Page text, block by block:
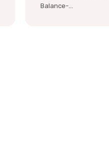
Balance-...